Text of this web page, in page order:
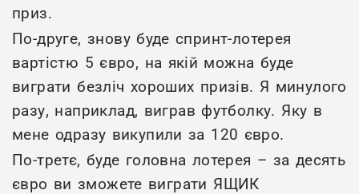
приз.
По-друге, знову буде спринт-лотерея
вартістю 5 євро, на якій можна буде
виграти безліч хороших призів. Я минулого
разу, наприклад, виграв футболку. Яку в
мене одразу викупили за 120 євро.
По-третє, буде головна лотерея – за десять
євро ви зможете виграти ЯЩИК